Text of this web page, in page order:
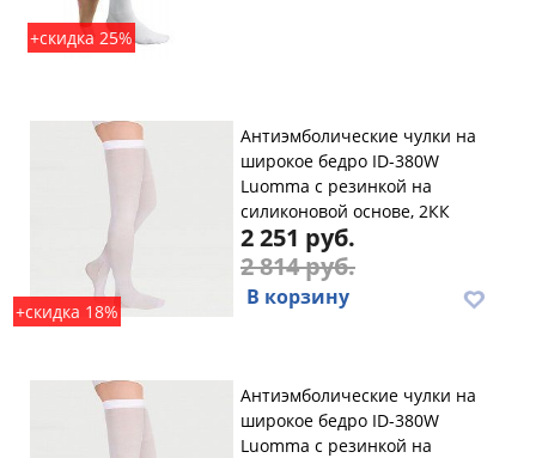
+скидка 25%
+скидка 18%
Антиэмболические чулки на
широкое бедро ID-380W
Luomma с резинкой на
силиконовой основе, 2КК
2 251 руб.
2 814 руб.
В корзину
Антиэмболические чулки на
широкое бедро ID-380W
Luomma с резинкой на